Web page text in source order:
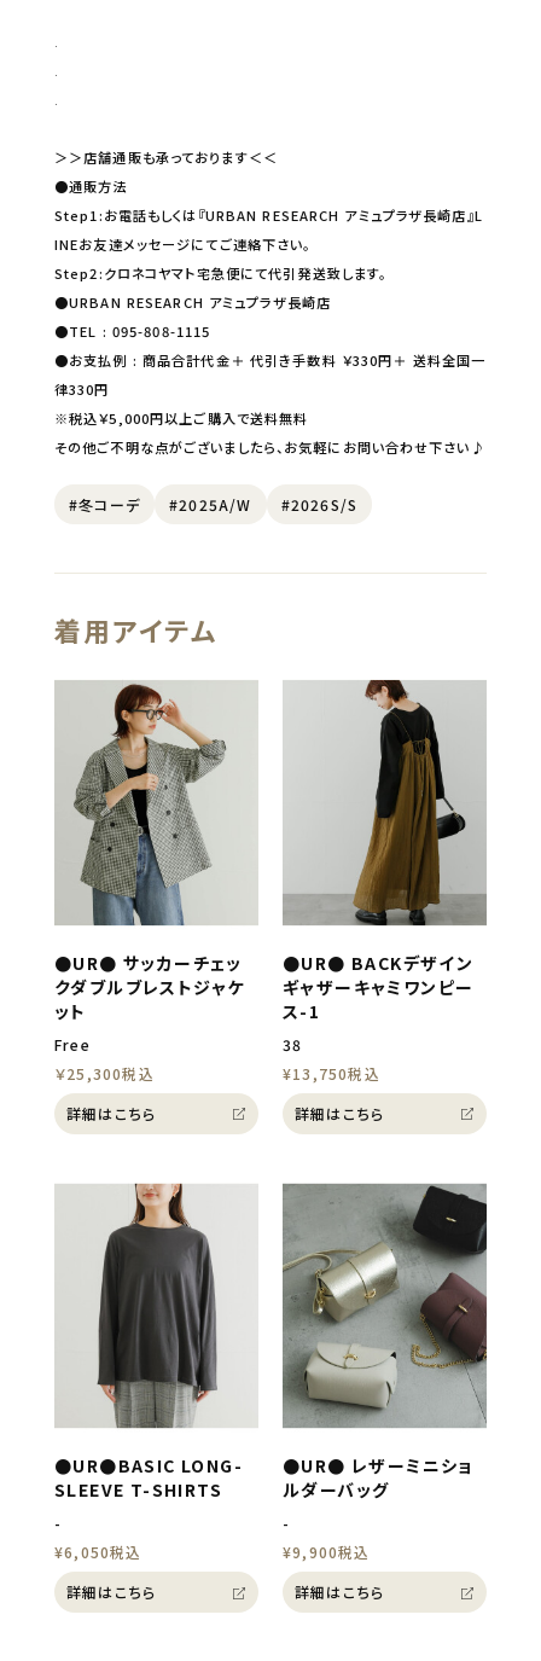
＞＞店舗通販も承っております＜＜
●通販方法
Step1:お電話もしくは『URBAN RESEARCH アミュプラザ長崎店』L
INEお友達メッセージにてご連絡下さい。
Step2:クロネコヤマト宅急便にて代引発送致します。
●URBAN RESEARCH アミュプラザ長崎店
●TEL : 095-808-1115
●お支払例 : 商品合計代金＋ 代引き手数料 ￥330円＋ 送料全国一
律330円
※税込￥5,000円以上ご購入で送料無料
その他ご不明な点がございましたら、お気軽にお問い合わせ下さい♪
#冬コーデ #2025A/W #2026S/S
着用アイテム
●UR● サッカーチェッ
クダブルブレストジャケ
ット
Free
￥25,300税込
詳細はこちら
●UR● BACKデザイン
ギャザーキャミワンピー
ス-1
38
¥13,750税込
詳細はこちら
●UR●BASIC LONG-
SLEEVE T-SHIRTS
-
¥6,050税込
詳細はこちら
●UR● レザーミニショ
ルダーバッグ
-
¥9,900税込
詳細はこちら